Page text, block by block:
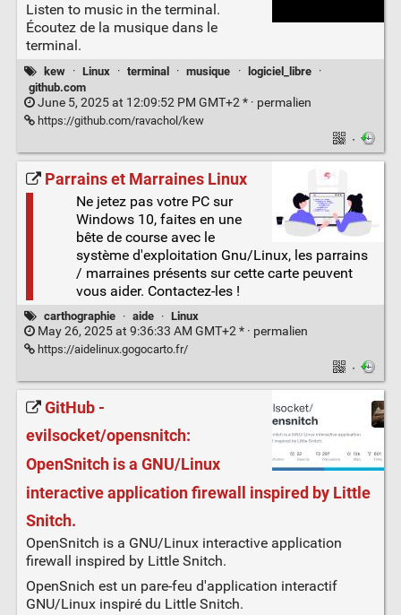
Listen to music in the terminal.
Écoutez de la musique dans le
terminal.
kew · Linux · terminal · musique · logiciel_libre
·
github.com
June 5, 2025 at 12:09:52 PM GMT+2 * · permalien
https://github.com/ravachol/kew
·
Parrains et Marraines Linux
Ne jetez pas votre PC sur
Windows 10, faites en une
bête de course avec le
système d'exploitation Gnu/Linux, les parrains
/ marraines présents sur cette carte peuvent
vous aider. Contactez-les !
carthographie · aide · Linux
May 26, 2025 at 9:36:33 AM GMT+2 * · permalien
https://aidelinux.gogocarto.fr/
·
GitHub -
evilsocket/opensnitch:
OpenSnitch is a GNU/Linux
interactive application firewall inspired by Little
Snitch.
OpenSnitch is a GNU/Linux interactive application
firewall inspired by Little Snitch.
OpenSnich est un pare-feu d'application interactif
GNU/Linux inspiré du Little Snitch.